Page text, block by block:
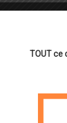
TOUT ce